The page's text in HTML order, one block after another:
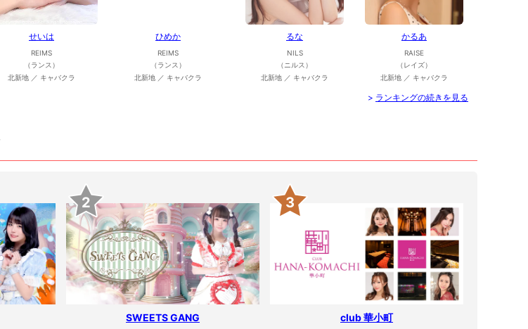
せいは
REIMS
（ランス）
北新地 ／ キャバクラ
ひめか
REIMS
（ランス）
北新地 ／ キャバクラ
るな
NILS
（ニルス）
北新地 ／ キャバクラ
かるあ
RAISE
（レイズ）
北新地 ／ キャバクラ
> ランキングの続きを見る
2
SWEETS GANG
3
club 華小町